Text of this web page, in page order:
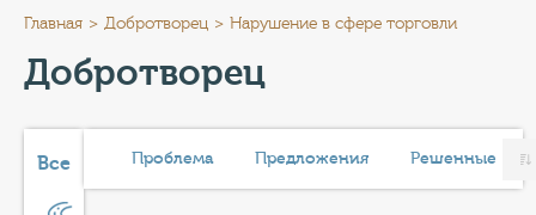
ПРЕСС-ЦЕНТР
ТУРИСТАМ
ТАРИФЫ
Главная Добротворец Нарушение в сфере торговли
Добротворец
Все Проблема Предложения Решенные